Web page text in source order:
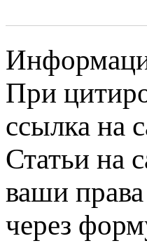
При
ссылка на
Статьи на
ваши
через